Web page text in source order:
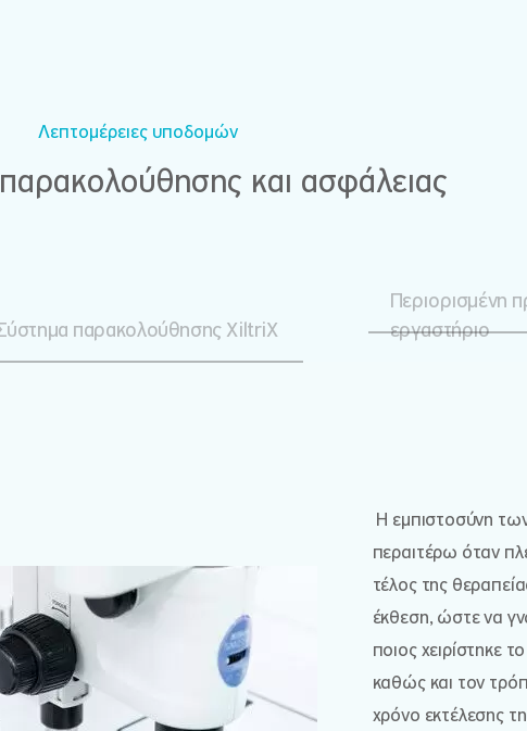
Λεπτομέρειες υποδομών
και ασφάλειας
παρακολούθησης XiltriX
Περιορισμένη
εργαστήριο
Η εμπιστοσύνη
περαιτέρω όταν
τέλος της
έκθεση, ώστε να
ποιος χειρίστηκε
καθώς και τον
χρόνο εκτέλεσης